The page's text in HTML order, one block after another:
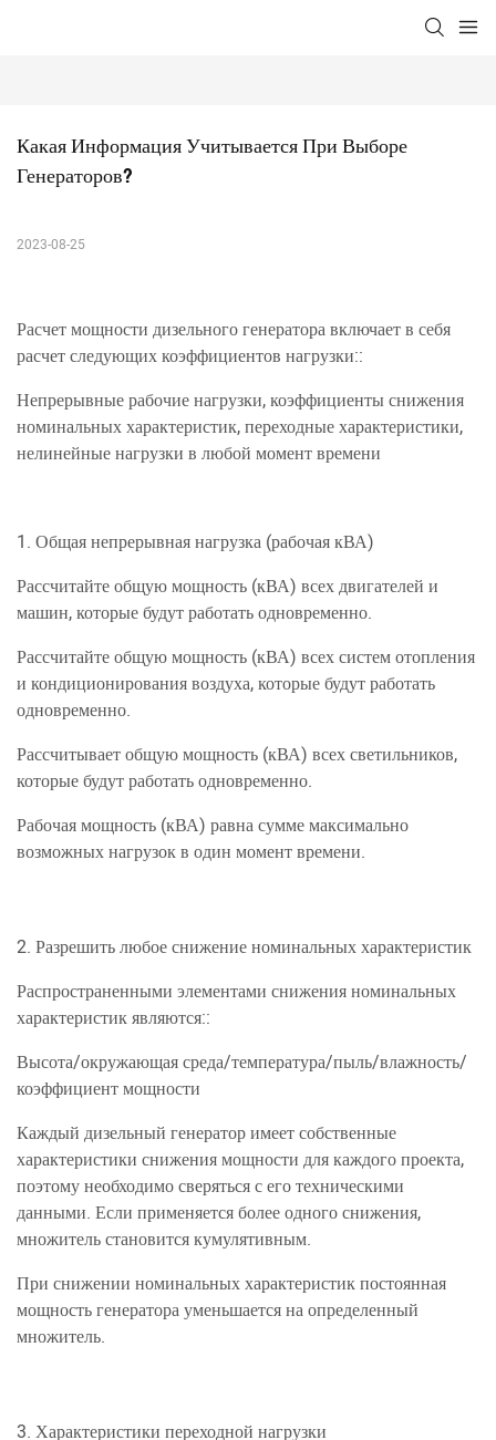
Какая Информация Учитывается При Выборе
Генераторов?
2023-08-25
Расчет мощности дизельного генератора включает в себя
расчет следующих коэффициентов нагрузки::
Непрерывные рабочие нагрузки, коэффициенты снижения
номинальных характеристик, переходные характеристики,
нелинейные нагрузки в любой момент времени
1. Общая непрерывная нагрузка (рабочая кВА)
Рассчитайте общую мощность (кВА) всех двигателей и
машин, которые будут работать одновременно.
Рассчитайте общую мощность (кВА) всех систем отопления
и кондиционирования воздуха, которые будут работать
одновременно.
Рассчитывает общую мощность (кВА) всех светильников,
которые будут работать одновременно.
Рабочая мощность (кВА) равна сумме максимально
возможных нагрузок в один момент времени.
2. Разрешить любое снижение номинальных характеристик
Распространенными элементами снижения номинальных
характеристик являются::
Высота/окружающая среда/температура/пыль/влажность/
коэффициент мощности
Каждый дизельный генератор имеет собственные
характеристики снижения мощности для каждого проекта,
поэтому необходимо сверяться с его техническими
данными. Если применяется более одного снижения,
множитель становится кумулятивным.
При снижении номинальных характеристик постоянная
мощность генератора уменьшается на определенный
множитель.
3. Характеристики переходной нагрузки